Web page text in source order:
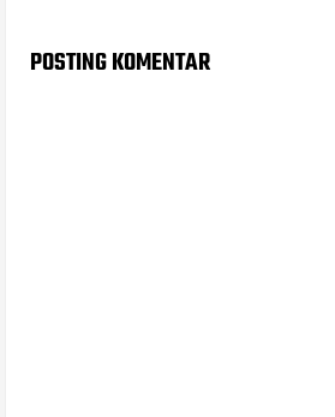
POSTING KOMENTAR